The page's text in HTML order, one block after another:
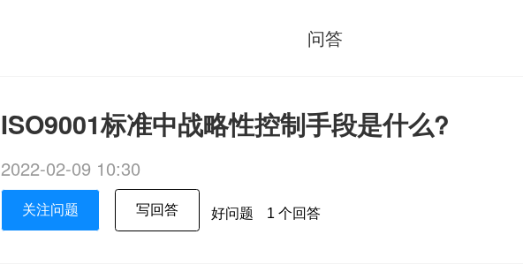
问答
ISO9001标准中战略性控制手段是什么?
2022-02-09 10:30
关注问题 写回答 好问题 1 个回答